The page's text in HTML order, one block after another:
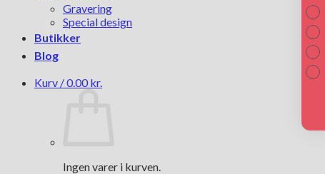
Gravering
Special design
Butikker
Blog
Kurv /0.00 kr.
Ingen varer i kurven.